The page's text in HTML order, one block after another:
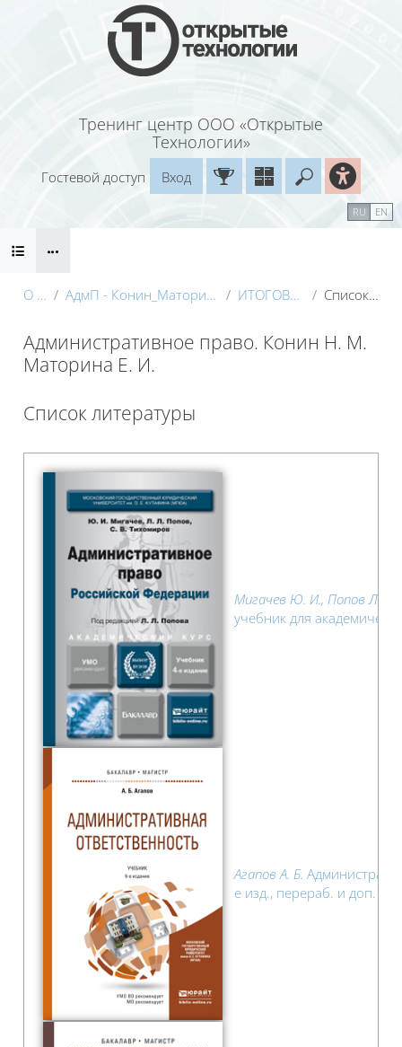
Перейти к основному содержанию
Тренинг центр ООО «Открытые
Технологии»
Введите
Гостевой доступ
Вход
RU EN
Блоки
О курсе АдмП - Конин_Маторина (Электронный курс)_Демо ИТОГОВЫЙ КОНТРОЛЬ Список литературы
Административное право. Конин Н. М.
Маторина Е. И.
Список литературы
Мигачев Ю. И., Попов Л. П.,
учебник для
Агапов А. Б.
е изд., перераб. и доп.